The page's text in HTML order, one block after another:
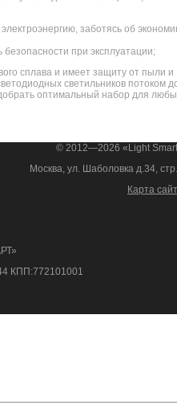
заботясь об
при эксплуатации;
сплава и имеет защиту от пыли и
светильников потоком
оптимальный набор для
© 2012—2026 «Light
Москва, ул. Шаболовка д.34,
Карта
КПП:772101001